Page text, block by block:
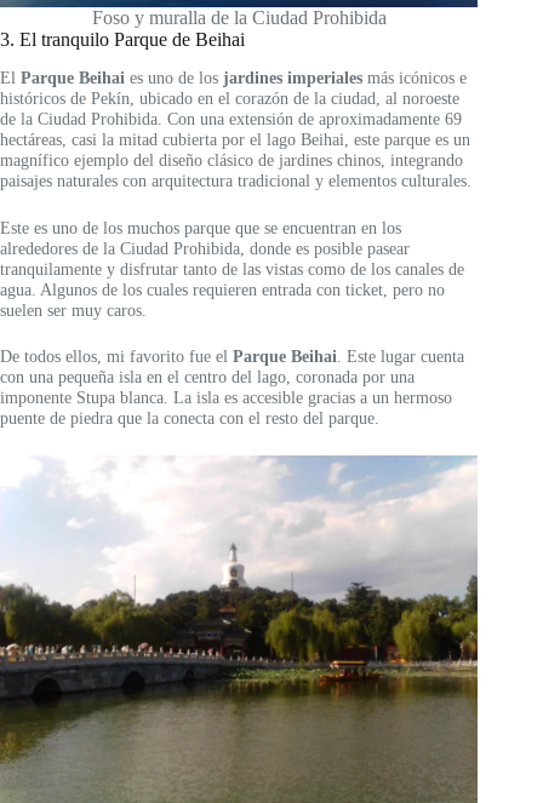
Foso y muralla de la Ciudad Prohibida
3. El tranquilo Parque de Beihai
El Parque Beihai es uno de los jardines imperiales más icónicos e
históricos de Pekín, ubicado en el corazón de la ciudad, al noroeste
de la Ciudad Prohibida. Con una extensión de aproximadamente 69
hectáreas, casi la mitad cubierta por el lago Beihai, este parque es un
magnífico ejemplo del diseño clásico de jardines chinos, integrando
paisajes naturales con arquitectura tradicional y elementos culturales.
Este es uno de los muchos parque que se encuentran en los
alrededores de la Ciudad Prohibida, donde es posible pasear
tranquilamente y disfrutar tanto de las vistas como de los canales de
agua. Algunos de los cuales requieren entrada con ticket, pero no
suelen ser muy caros.
De todos ellos, mi favorito fue el Parque Beihai. Este lugar cuenta
con una pequeña isla en el centro del lago, coronada por una
imponente Stupa blanca. La isla es accesible gracias a un hermoso
puente de piedra que la conecta con el resto del parque.